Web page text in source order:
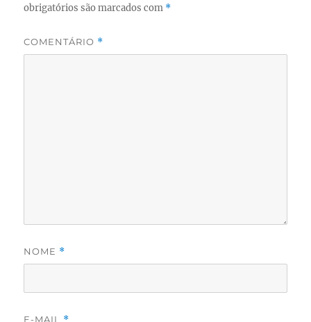
obrigatórios são marcados com *
COMENTÁRIO *
NOME *
E-MAIL *